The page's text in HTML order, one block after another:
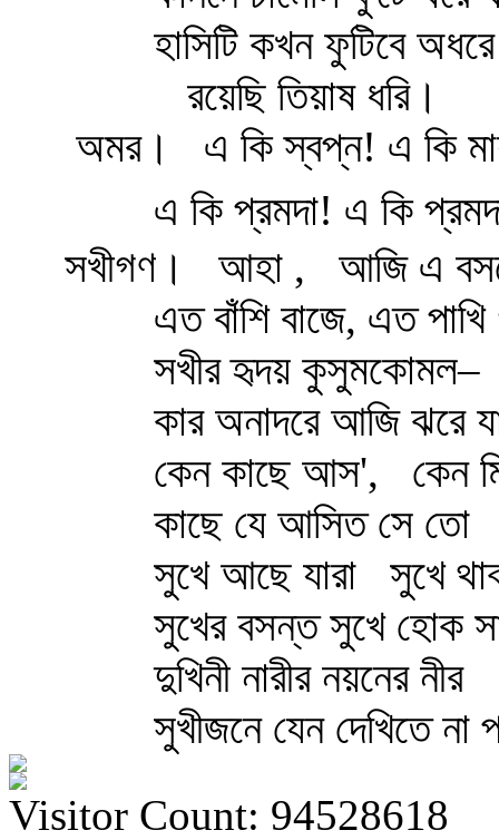
হাসিটি কখন ফুটিবে অধরে
রয়েছি তিয়াষ ধরি।
অমর।
এ কি স্বপ্ন! এ কি
এ কি প্রমদা! এ কি
সখীগণ।
আহা ,
আজি এ
এত বাঁশি বাজে, এত পাখি
সখীর হৃদয় কুসুমকোমল–
কার অনাদরে আজি ঝরে
কেন কাছে আস',
কেন
কাছে যে আসিত সে তো
সুখে আছে যারা
সুখে
সুখের বসন্ত সুখে হোক
দুখিনী নারীর নয়নের নীর
সুখীজনে যেন দেখিতে না
Visitor Count: 94528618